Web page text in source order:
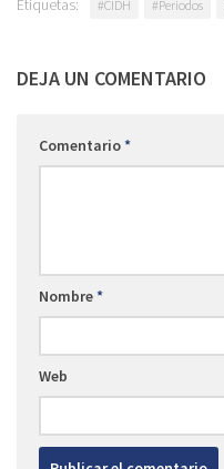
#CIDH #Periodos
DEJA UN COMENTARIO
Comentario*
Nombre*
Web